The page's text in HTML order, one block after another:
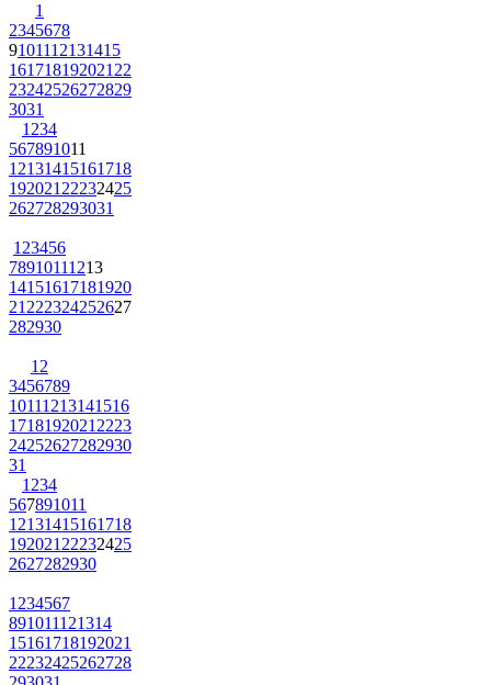
1
2345678
9101112131415
16171819202122
23242526272829
3031
1234
567891011
12131415161718
19202122232425
262728293031
123456
78910111213
14151617181920
21222324252627
282930
12
3456789
10111213141516
17181920212223
24252627282930
31
1234
567891011
12131415161718
19202122232425
2627282930
1234567
891011121314
15161718192021
22232425262728